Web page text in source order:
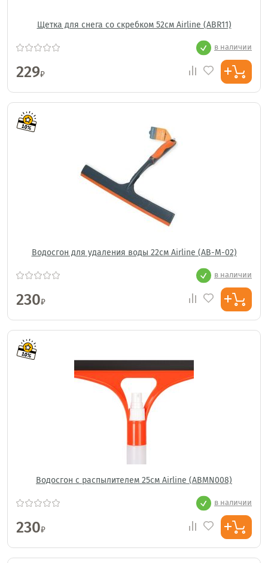
Щетка для снега со скребком 52см Airline (ABR11)
в наличии
229₽
Водосгон для удаления воды 22см Airline (AB-М-02)
в наличии
230₽
Водосгон с распылителем 25см Airline (ABMN008)
в наличии
230₽